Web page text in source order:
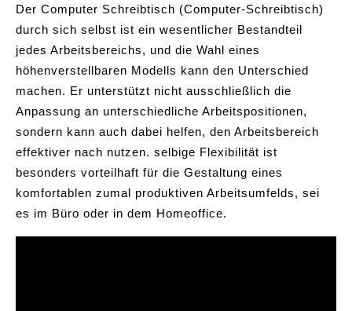
Der Computer Schreibtisch (Computer-Schreibtisch)
durch sich selbst ist ein wesentlicher Bestandteil
jedes Arbeitsbereichs, und die Wahl eines
höhenverstellbaren Modells kann den Unterschied
machen. Er unterstützt nicht ausschließlich die
Anpassung an unterschiedliche Arbeitspositionen,
sondern kann auch dabei helfen, den Arbeitsbereich
effektiver nach nutzen. selbige Flexibilität ist
besonders vorteilhaft für die Gestaltung eines
komfortablen zumal produktiven Arbeitsumfelds, sei
es im Büro oder in dem Homeoffice.